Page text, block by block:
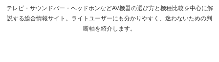
テレビ・サウンドバー・ヘッドホンなどAV機器の選び方と機種比較を中心に解
説する総合情報サイト。ライトユーザーにも分かりやすく、迷わないための判
断軸を紹介します。